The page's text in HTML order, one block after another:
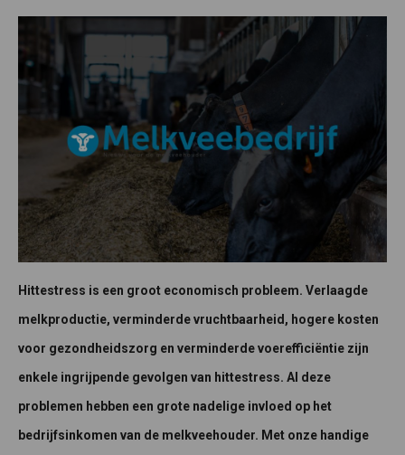
Hittestress is een groot economisch probleem. Verlaagde
melkproductie, verminderde vruchtbaarheid, hogere kosten
voor gezondheidszorg en verminderde voerefficiëntie zijn
enkele ingrijpende gevolgen van hittestress. Al deze
problemen hebben een grote nadelige invloed op het
bedrijfsinkomen van de melkveehouder. Met onze handige